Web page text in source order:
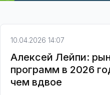
10.04.2026 14:07
Алексей Лейпи:
программ в 2026
чем вдвое